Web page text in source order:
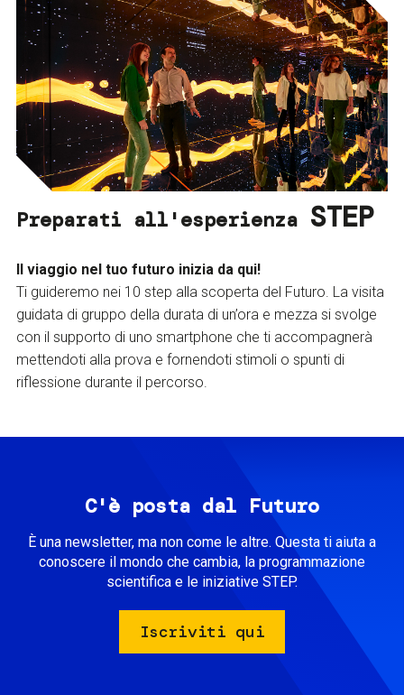
Preparati all'esperienza STEP
Il viaggio nel tuo futuro inizia da qui!
Ti guideremo nei 10 step alla scoperta del Futuro. La visita
guidata di gruppo della durata di un’ora e mezza si svolge
con il supporto di uno smartphone che ti accompagnerà
mettendoti alla prova e fornendoti stimoli o spunti di
riflessione durante il percorso.
C'è posta dal Futuro
È una newsletter, ma non come le altre. Questa ti aiuta a
conoscere il mondo che cambia, la programmazione
scientifica e le iniziative STEP.
Iscriviti qui